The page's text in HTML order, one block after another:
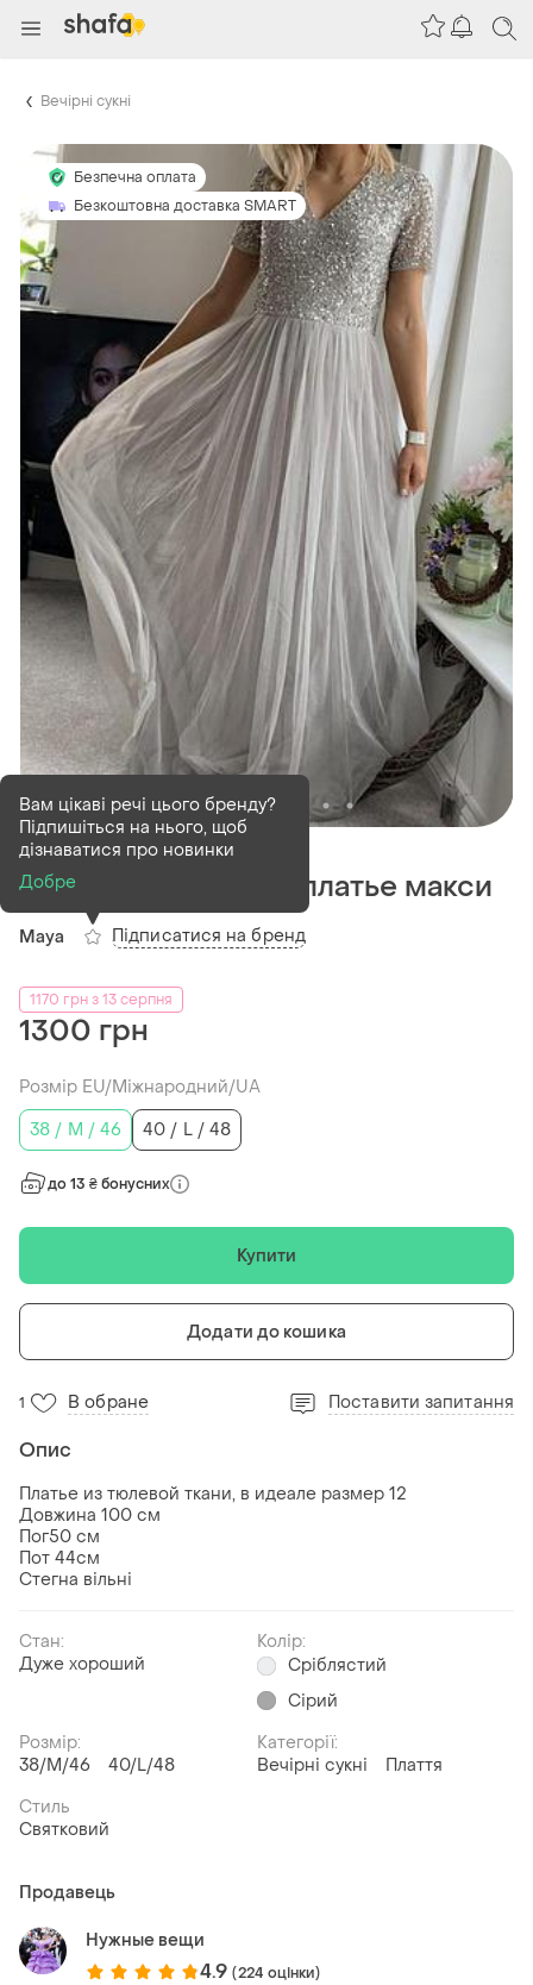
Вечірні сукні
Безпечна оплата
Безкоштовна доставка SMART
В наявності1 шт
Нарядное тюлевое платье макси
Maya
Вам цікаві речі цього бренду?
Підпишіться на нього, щоб
дізнаватися про новинки
Добре
Підписатися на бренд
1170 грн з 13 серпня
1300 грн
Розмір EU/Міжнародний/UA
38 / M / 46
40 / L / 48
до 13 ₴ бонусних
Купити
Додати до кошика
1 В обране Поставити запитання
Опис
Платье из тюлевой ткани, в идеале размер 12
Довжина 100 см
Пог50 см
Пот 44см
Стегна вільні
Стан:
Дуже хороший
Колір:
Сріблястий
Сірий
Розмір:
38/M/46
40/L/48
Категорії:
Вечірні сукні
Плаття
Стиль
Святковий
Продавець
Нужные вещи
4.9 (224 оцінки)